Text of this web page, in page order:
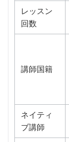
レッスン
回数
講師国籍
ネイティ
ブ講師